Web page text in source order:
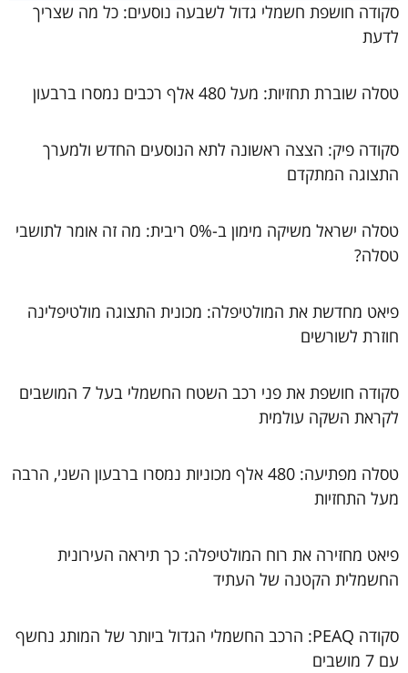
סקודה חושפת חשמלי גדול לשבעה נוסעים: כל מה שצריך
לדעת
טסלה שוברת תחזיות: מעל 480 אלף רכבים נמסרו ברבעון
סקודה פיק: הצצה ראשונה לתא הנוסעים החדש ולמערך
התצוגה המתקדם
טסלה ישראל משיקה מימון ב-0% ריבית: מה זה אומר לתושבי
טסלה?
פיאט מחדשת את המולטיפלה: מכונית התצוגה מולטיפלינה
חוזרת לשורשים
סקודה חושפת את פני רכב השטח החשמלי בעל 7 המושבים
לקראת השקה עולמית
טסלה מפתיעה: 480 אלף מכוניות נמסרו ברבעון השני, הרבה
מעל התחזיות
פיאט מחזירה את רוח המולטיפלה: כך תיראה העירונית
החשמלית הקטנה של העתיד
סקודה PEAQ: הרכב החשמלי הגדול ביותר של המותג נחשף
עם 7 מושבים